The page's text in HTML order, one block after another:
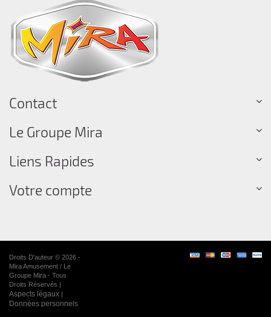
Contact
Le Groupe Mira
Liens Rapides
Votre compte
Droits D'auteur © 2026 -
Mira Amusement / Le
Groupe Mira - Tous
Droits Réservés |
Aspects légaux |
Données personnels